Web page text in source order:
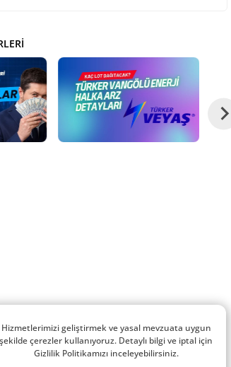
Hizmetlerimizi geliştirmek ve yasal mevzuata uygun
şekilde çerezler kullanıyoruz. Detaylı bilgi ve iptal için
Gizlilik Politikamızı inceleyebilirsiniz.